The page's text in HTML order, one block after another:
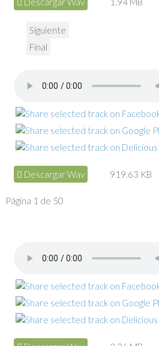
Descargar Wav 919.63 KB
Siguiente
Final
Página 1 de 50